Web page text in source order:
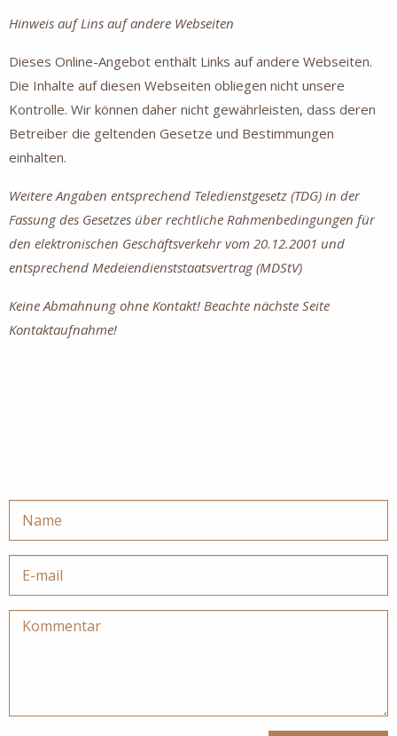
Hinweis auf Lins auf andere Webseiten
Dieses Online-Angebot enthält Links auf andere Webseiten.
Die Inhalte auf diesen Webseiten obliegen nicht unsere
Kontrolle. Wir können daher nicht gewährleisten, dass deren
Betreiber die geltenden Gesetze und Bestimmungen
einhalten.
Weitere Angaben entsprechend Teledienstgesetz (TDG) in der
Fassung des Gesetzes über rechtliche Rahmenbedingungen für
den elektronischen Geschäftsverkehr vom 20.12.2001 und
entsprechend Medeiendienststaatsvertrag (MDStV)
Keine Abmahnung ohne Kontakt! Beachte nächste Seite
Kontaktaufnahme!